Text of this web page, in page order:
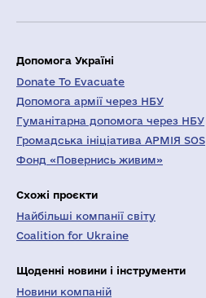
Допомога Україні
Donate To Evacuate
Допомога армії через НБУ
Гуманітарна допомога через НБУ
Громадська ініціатива АРМІЯ SOS
Фонд «Повернись живим»
Схожі проєкти
Найбільші компанії світу
Coalition for Ukraine
Щоденні новини і інструменти
Новини компаній